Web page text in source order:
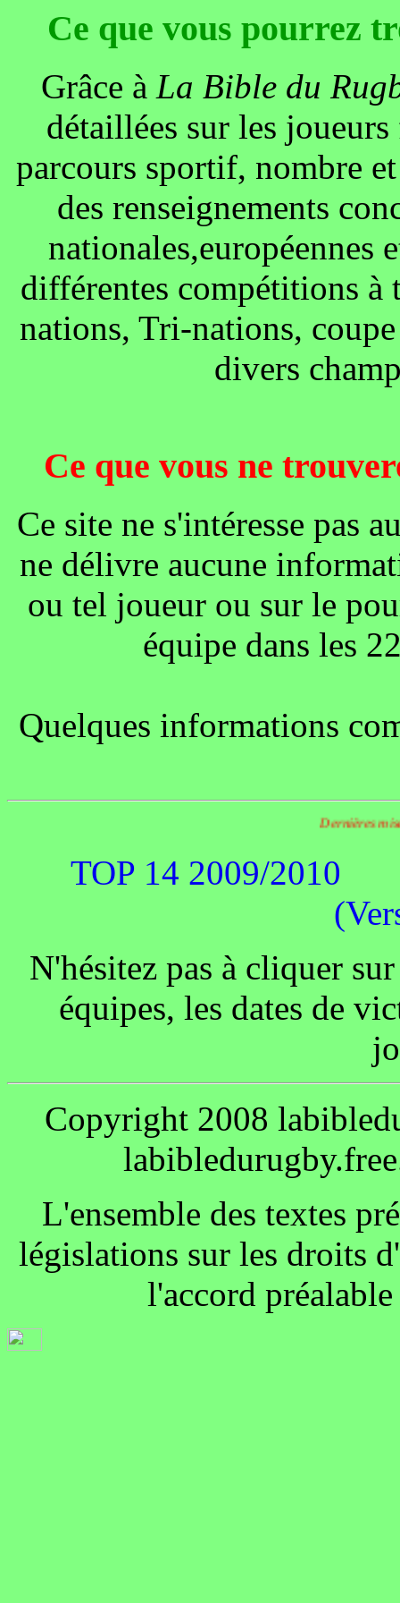
Ce que vous pourrez
Grâce à La Bible du
détaillées sur les
parcours sportif, nombre
des renseignements
nationales,européennes
différentes compétitions à
nations, Tri-nations,
divers
Ce que vous ne
Ce site ne s'intéresse pas
ne délivre aucune
ou tel joueur ou sur le
équipe dans les
Quelques informations
Dernières
TOP 14 2009/2010
N'hésitez pas à cliquer
équipes, les dates de
Copyright 2008
L'ensemble des textes
législations sur les droits
l'accord